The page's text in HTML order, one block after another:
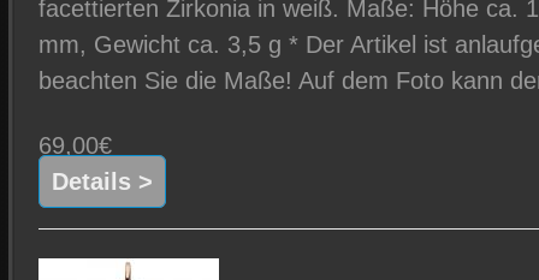
facettierten Zirkonia in weiß. Maße: Höhe ca.
mm, Gewicht ca. 3,5 g * Der Artikel ist
beachten Sie die Maße! Auf dem Foto kann
69,00€
Details >